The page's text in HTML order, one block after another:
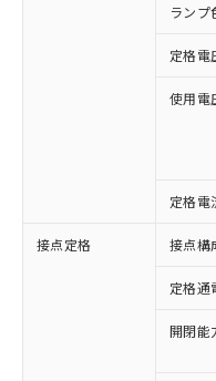
ランプ
定格電
使用電
定格電
接点定格 接点構
定格通
開閉能
ご利用条
以下の条件をお
対応済み：
非含有に対応し
対応予定：EU
有に対応した製
対応予定なし：
非含有に非対応